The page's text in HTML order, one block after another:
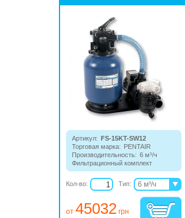
Артикул: FS-15KT-SW12
Торговая марка: PENTAIR
Производительность: 6 м³/ч
Фильтрационный комплект
оснащен подставкой, на которой
установлен полипропиленовый
фильтровальный сосуд с 6-
ходовым верхним клапаном с
манометром, самовсасывающим
насосом Swimmey и эластичным
от 45032 грн
Кол-во: Тип:
6 м³/ч
9 м³/ч
12 м³/ч